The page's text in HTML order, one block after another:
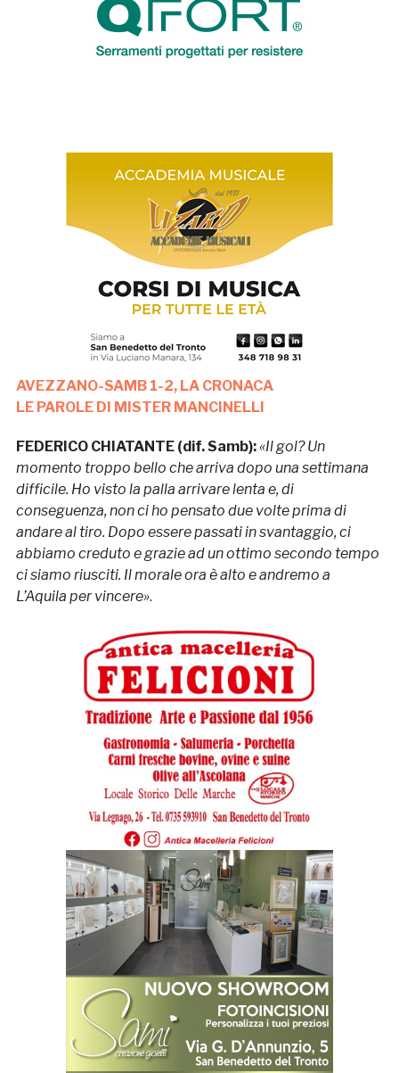
AVEZZANO-SAMB 1-2, LA CRONACA
LE PAROLE DI MISTER MANCINELLI
FEDERICO CHIATANTE (dif. Samb):«Il gol? Un
momento troppo bello che arriva dopo una settimana
difficile. Ho visto la palla arrivare lenta e, di
conseguenza, non ci ho pensato due volte prima di
andare al tiro. Dopo essere passati in svantaggio, ci
abbiamo creduto e grazie ad un ottimo secondo tempo
ci siamo riusciti. Il morale ora è alto e andremo a
L’Aquila per vincere».